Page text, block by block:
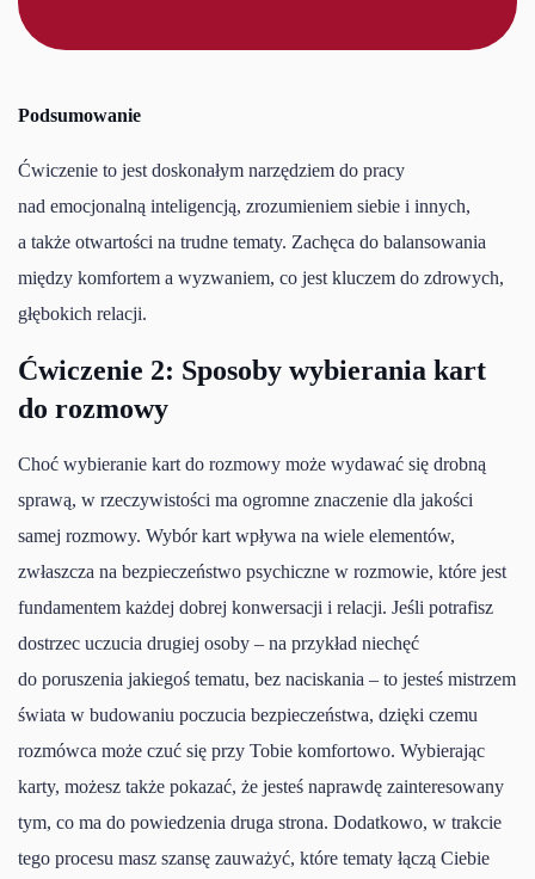
Podsumowanie
Ćwiczenie to jest doskonałym narzędziem do pracy
nad emocjonalną inteligencją, zrozumieniem siebie i innych,
a także otwartości na trudne tematy. Zachęca do balansowania
między komfortem a wyzwaniem, co jest kluczem do zdrowych,
głębokich relacji.
Ćwiczenie 2: Sposoby wybierania kart
do rozmowy
Choć wybieranie kart do rozmowy może wydawać się drobną
sprawą, w rzeczywistości ma ogromne znaczenie dla jakości
samej rozmowy. Wybór kart wpływa na wiele elementów,
zwłaszcza na bezpieczeństwo psychiczne w rozmowie, które jest
fundamentem każdej dobrej konwersacji i relacji. Jeśli potrafisz
dostrzec uczucia drugiej osoby – na przykład niechęć
do poruszenia jakiegoś tematu, bez naciskania – to jesteś mistrzem
świata w budowaniu poczucia bezpieczeństwa, dzięki czemu
rozmówca może czuć się przy Tobie komfortowo. Wybierając
karty, możesz także pokazać, że jesteś naprawdę zainteresowany
tym, co ma do powiedzenia druga strona. Dodatkowo, w trakcie
tego procesu masz szansę zauważyć, które tematy łączą Ciebie